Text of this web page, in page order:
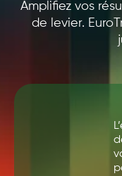
Amplifiez vos
de levier.